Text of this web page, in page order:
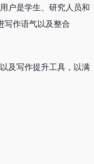
户是学生、研究人员和
写作语气以及整合
及写作提升工具，以满